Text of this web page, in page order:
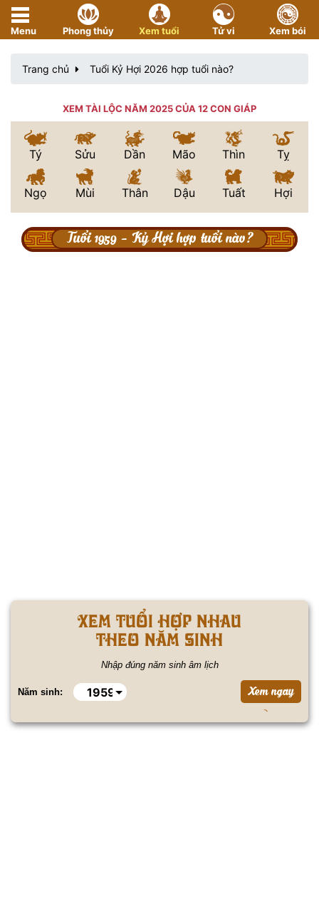
Menu Phong thủy Xem tuổi Tử vi Xem bói
Trang chủ Tuổi Kỷ Hợi 2026 hợp tuổi nào?
XEM TÀI LỘC NĂM 2025 CỦA 12 CON GIÁP
Tý Sửu Dần Mão Thìn Tỵ
Ngọ Mùi Thân Dậu Tuất Hợi
Tuổi 1959 - Kỷ Hợi hợp tuổi nào?
XEM TUỔI HỢP NHAU
THEO NĂM SINH
Nhập đúng năm sinh âm lịch
Năm sinh: